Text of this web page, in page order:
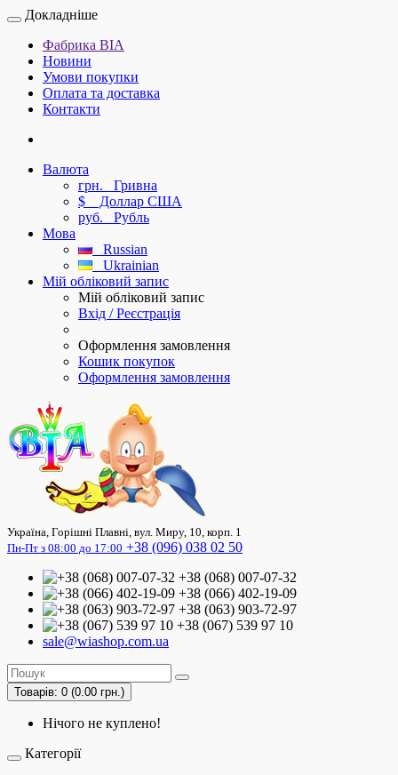
Докладніше
Фабрика ВІА
Новини
Умови покупки
Оплата та доставка
Контакти
Валюта
грн. Гривна
$
Доллар США
руб. Рубль
Мова
Russian
Ukrainian
Мій обліковий запис
Мій обліковий запис
Вхід / Реєстрація
Оформлення замовлення
Кошик покупок
Оформлення замовлення
Україна, Горішні Плавні, вул. Миру, 10, корп. 1
Пн-Пт з 08:00 до 17:00 +38 (096) 038 02 50
+38 (068) 007-07-32
+38 (066) 402-19-09
+38 (063) 903-72-97
+38 (067) 539 97 10
sale@wiashop.com.ua
Товарів: 0 (0.00 грн.)
Нічого не куплено!
Категорії